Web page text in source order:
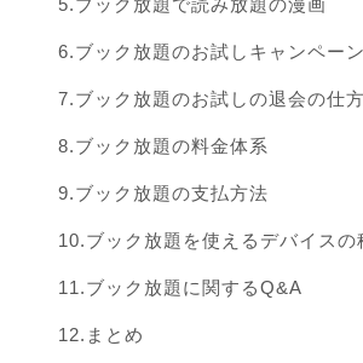
5.ブック放題で読み放題の漫画
6.ブック放題のお試しキャンペーン
7.ブック放題のお試しの退会の仕方
8.ブック放題の料金体系
9.ブック放題の支払方法
10.ブック放題を使えるデバイスの
11.ブック放題に関するQ&A
12.まとめ